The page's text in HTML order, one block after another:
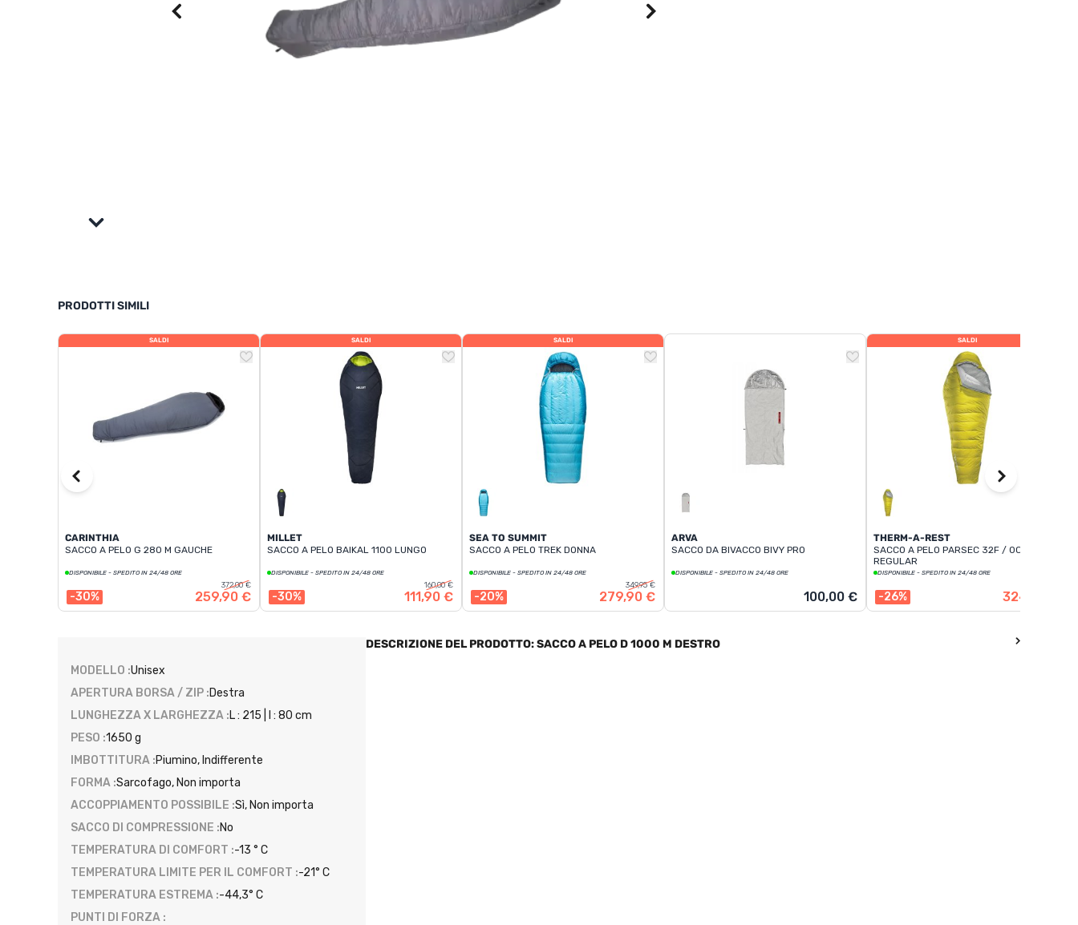
PRODOTTI SIMILI
SALDI
CARINTHIA
SACCO A PELO G 280 M GAUCHE
DISPONIBILE - SPEDITO IN 24/48 ORE
-30%
372,00 €
259,90 €
SALDI
MILLET
SACCO A PELO BAIKAL 1100 LUNGO
DISPONIBILE - SPEDITO IN 24/48 ORE
-30%
160,00 €
111,90 €
SALDI
SEA TO SUMMIT
SACCO A PELO TREK DONNA
DISPONIBILE - SPEDITO IN 24/48 ORE
-20%
349,95 €
279,90 €
ARVA
SACCO DA BIVACCO BIVY PRO
DISPONIBILE - SPEDITO IN 24/48 ORE
100,00 €
SALDI
THERM-A-REST
SACCO A PELO PARSEC 32F / 0C
REGULAR
DISPONIBILE - SPEDITO IN 24/48 ORE
-26% 324,90 €
MODELLO :Unisex
APERTURA BORSA / ZIP :Destra
LUNGHEZZA X LARGHEZZA :L : 215 | l : 80 cm
PESO :1650 g
IMBOTTITURA :Piumino, Indifferente
FORMA :Sarcofago, Non importa
ACCOPPIAMENTO POSSIBILE :Sì, Non importa
SACCO DI COMPRESSIONE :No
TEMPERATURA DI COMFORT :-13 ° C
TEMPERATURA LIMITE PER IL COMFORT :-21° C
TEMPERATURA ESTREMA :-44,3° C
PUNTI DI FORZA :
DESCRIZIONE DEL PRODOTTO: SACCO A PELO D 1000 M DESTRO